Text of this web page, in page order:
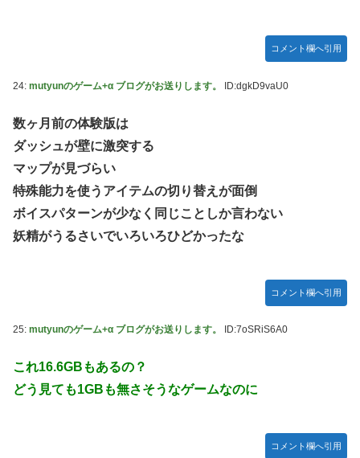
コメント欄へ引用
24: mutyunのゲーム+α ブログがお送りします。 ID:dgkD9vaU0
数ヶ月前の体験版は
ダッシュが壁に激突する
マップが見づらい
特殊能力を使うアイテムの切り替えが面倒
ボイスパターンが少なく同じことしか言わない
妖精がうるさいでいろいろひどかったな
コメント欄へ引用
25: mutyunのゲーム+α ブログがお送りします。 ID:7oSRiS6A0
これ16.6GBもあるの？
どう見ても1GBも無さそうなゲームなのに
コメント欄へ引用